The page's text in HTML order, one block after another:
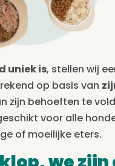
uniek is, stellen wij
op basis van
zijn behoeften te
voor alle
of moeilijke eters.